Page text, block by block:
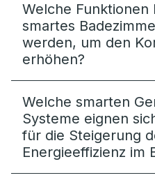
Welche Funktionen
smartes
werden, um den
erhöhen?
Welche smarten
Systeme eignen
für die Steigerung
Energieeffizienz im